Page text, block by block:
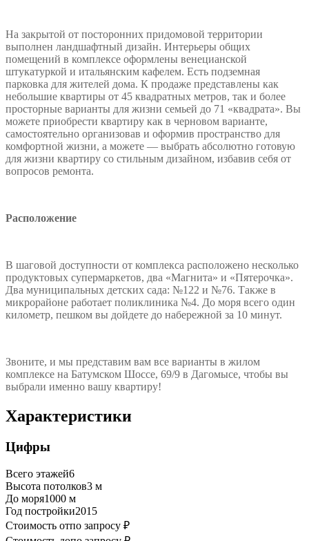
На закрытой от посторонних придомовой территории
выполнен ландшафтный дизайн. Интерьеры общих
помещений в комплексе оформлены венецианской
штукатуркой и итальянским кафелем. Есть подземная
парковка для жителей дома. К продаже представлены как
небольшие квартиры от 45 квадратных метров, так и более
просторные варианты для жизни семьей до 71 «квадрата». Вы
можете приобрести квартиру как в черновом варианте,
самостоятельно организовав и оформив пространство для
комфортной жизни, а можете — выбрать абсолютно готовую
для жизни квартиру со стильным дизайном, избавив себя от
вопросов ремонта.
Расположение
В шаговой доступности от комплекса расположено несколько
продуктовых супермаркетов, два «Магнита» и «Пятерочка».
Два муниципальных детских сада: №122 и №76. Также в
микрорайоне работает поликлиника №4. До моря всего один
километр, пешком вы дойдете до набережной за 10 минут.
Звоните, и мы представим вам все варианты в жилом
комплексе на Батумском Шоссе, 69/9 в Дагомысе, чтобы вы
выбрали именно вашу квартиру!
Характеристики
Цифры
Всего этажей6
Высота потолков3 м
До моря1000 м
Год постройки2015
Стоимость отпо запросу ₽